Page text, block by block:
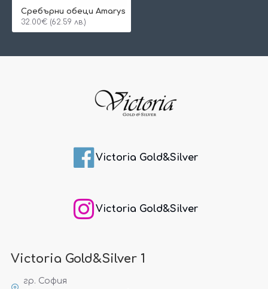
Сребърни обеци Amarys
32.00€ (62.59 лв.)
Victoria Gold&Silver
Victoria Gold&Silver
Victoria Gold&Silver 1
гр. София